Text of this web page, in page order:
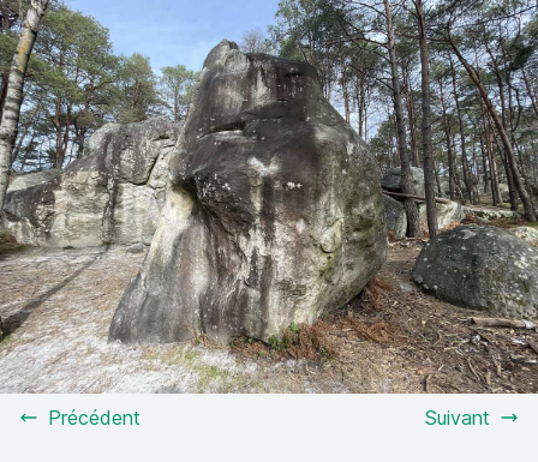
Précédent Suivant